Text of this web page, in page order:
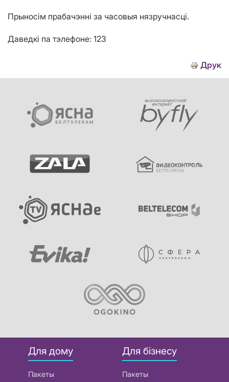
Прыносім прабачэнні за часовыя нязручнасці.
Даведкі па тэлефоне: 123
Друк
Для дому
Пакеты
Для бізнесу
Пакеты